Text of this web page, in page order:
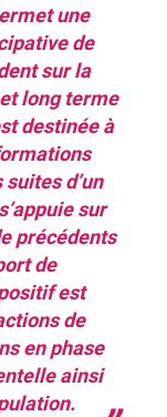
une
de
sur la
long terme
destinée à
d’un
sur
précédents
de
est
de
en phase
ainsi